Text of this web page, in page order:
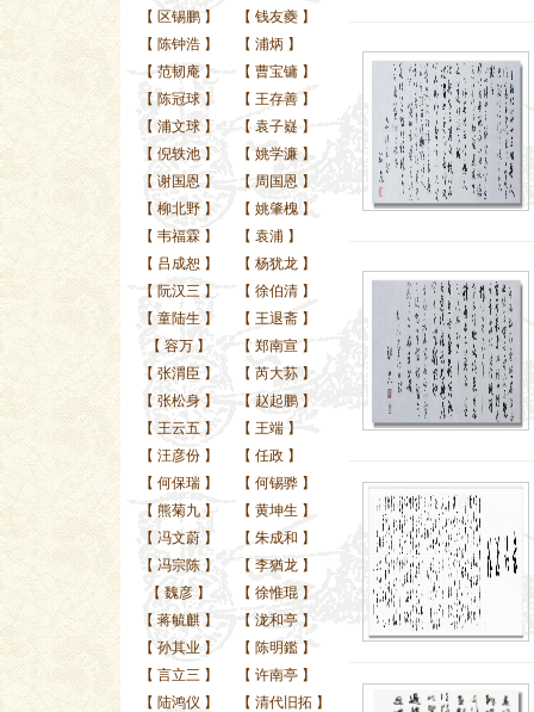
【 区锡鹏 】 【 钱友夔 】
【 陈钟浩 】 【 浦炳 】
【 范韧庵 】 【 曹宝镛 】
【 陈冠球 】 【 王存善 】
【 浦文球 】 【 袁子嶷 】
【 倪轶池 】 【 姚学濂 】
【 谢国恩 】 【 周国恩 】
【 柳北野 】 【 姚肇槐 】
【 韦福霖 】 【 袁浦 】
【 吕成恕 】 【 杨犹龙 】
【 阮汉三 】 【 徐伯清 】
【 童陆生 】 【 王退斋 】
【 容万 】 【 郑南宣 】
【 张渭臣 】 【 芮大荪 】
【 张松身 】 【 赵起鹏 】
【 王云五 】 【 王端 】
【 汪彦份 】 【 任政 】
【 何保瑞 】 【 何锡骅 】
【 熊菊九 】 【 黄坤生 】
【 冯文蔚 】 【 朱成和 】
【 冯宗陈 】 【 李猶龙 】
【 魏彦 】 【 徐惟琨 】
【 蒋毓麒 】 【 泷和亭 】
【 孙其业 】 【 陈明鑑 】
【 言立三 】 【 许南亭 】
【 陆鸿仪 】 【 清代旧拓 】